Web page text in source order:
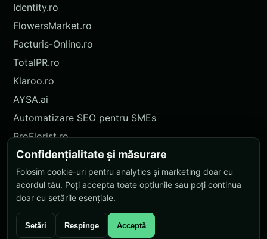
Identity.ro
FlowersMarket.ro
Facturis-Online.ro
TotalPR.ro
Klaroo.ro
AYSA.ai
Automatizare SEO pentru SMEs
ProFlorist.ro
ProFlorist.de
Nokidu.ro
© 2026 AYSA. Toate drepturile rezervate.
Confidențialitate și măsurare
Folosim cookie-uri pentru analytics și marketing doar cu
acordul tău. Poți accepta toate opțiunile sau poți continua
doar cu setările esențiale.
Setări Respinge Acceptă